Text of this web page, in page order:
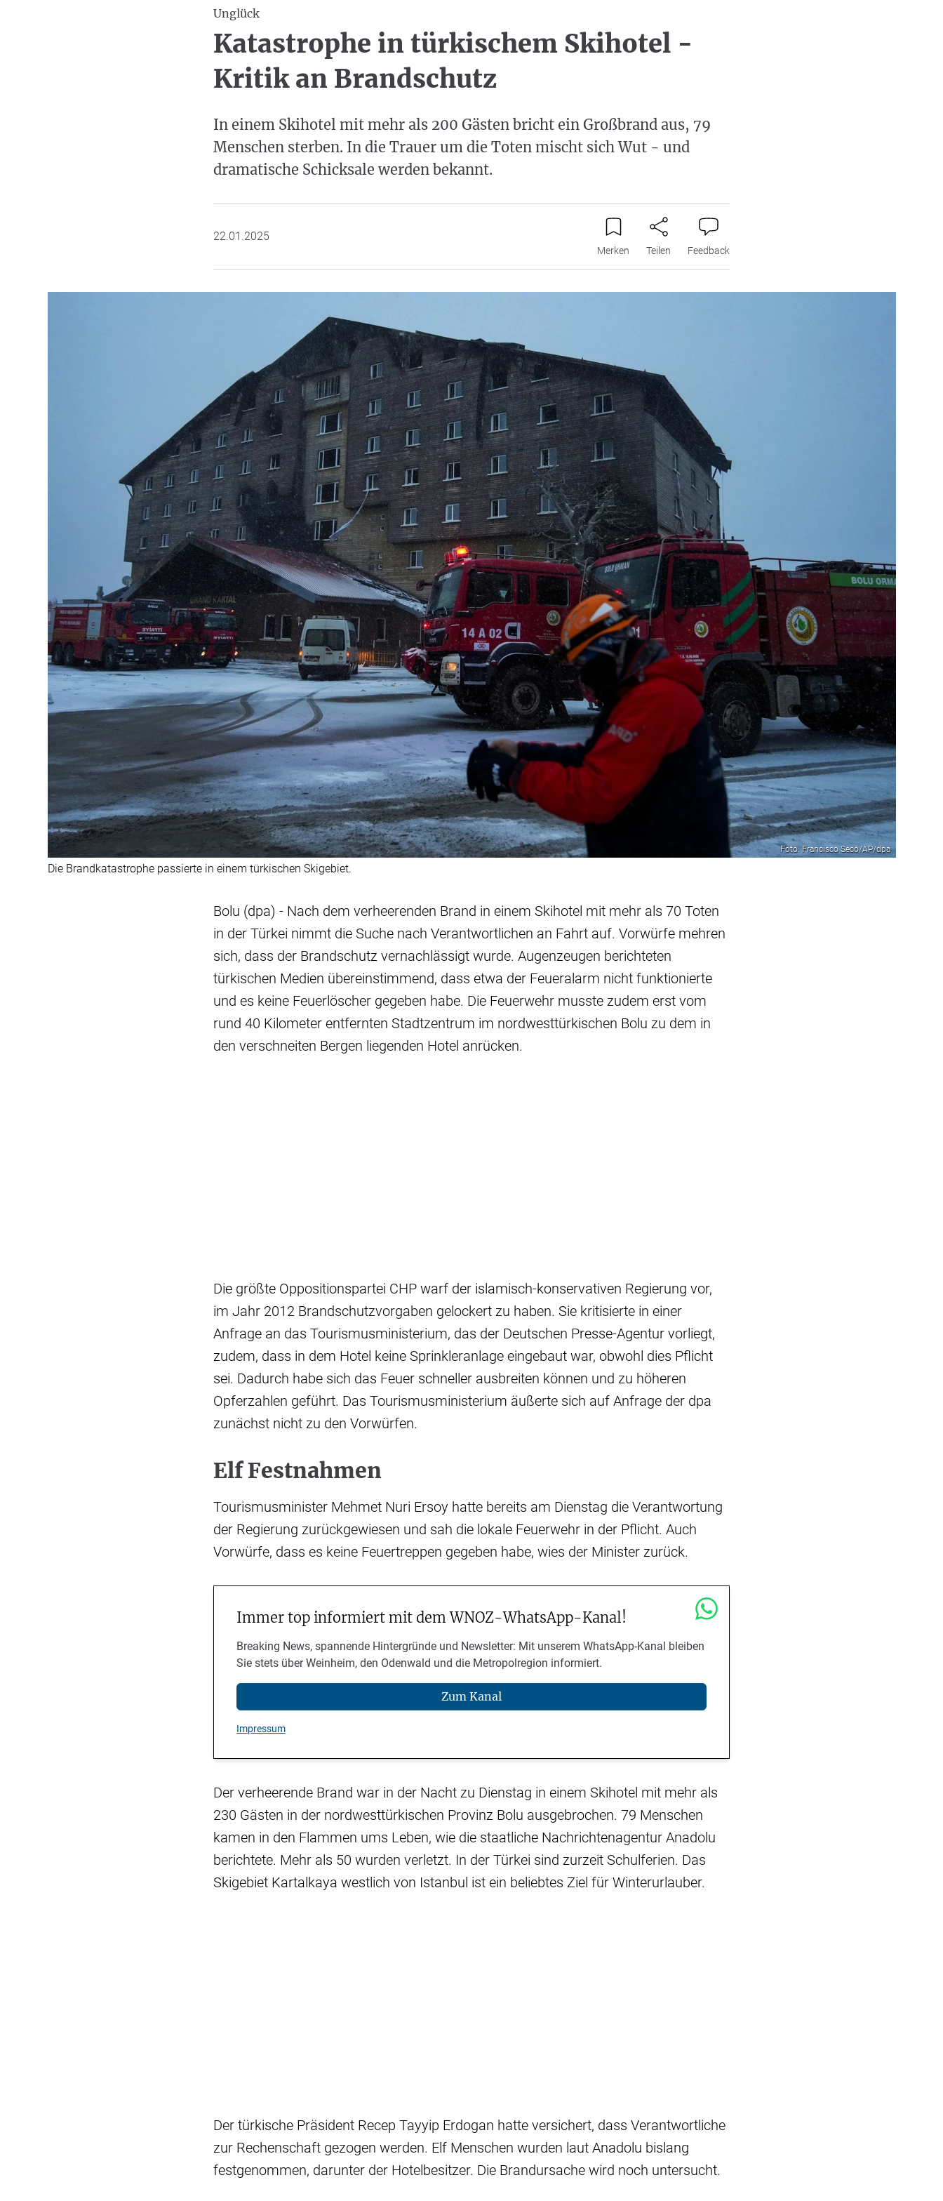
Unglück
Katastrophe in türkischem Skihotel -
Kritik an Brandschutz
In einem Skihotel mit mehr als 200 Gästen bricht ein Großbrand aus, 79
Menschen sterben. In die Trauer um die Toten mischt sich Wut - und
dramatische Schicksale werden bekannt.
22.01.2025
Merken Teilen Feedback
Foto: Francisco Seco/AP/dpa
Die Brandkatastrophe passierte in einem türkischen Skigebiet.
Bolu (dpa) - Nach dem verheerenden Brand in einem Skihotel mit mehr als 70 Toten
in der Türkei nimmt die Suche nach Verantwortlichen an Fahrt auf. Vorwürfe mehren
sich, dass der Brandschutz vernachlässigt wurde. Augenzeugen berichteten
türkischen Medien übereinstimmend, dass etwa der Feueralarm nicht funktionierte
und es keine Feuerlöscher gegeben habe. Die Feuerwehr musste zudem erst vom
rund 40 Kilometer entfernten Stadtzentrum im nordwesttürkischen Bolu zu dem in
den verschneiten Bergen liegenden Hotel anrücken.
Die größte Oppositionspartei CHP warf der islamisch-konservativen Regierung vor,
im Jahr 2012 Brandschutzvorgaben gelockert zu haben. Sie kritisierte in einer
Anfrage an das Tourismusministerium, das der Deutschen Presse-Agentur vorliegt,
zudem, dass in dem Hotel keine Sprinkleranlage eingebaut war, obwohl dies Pflicht
sei. Dadurch habe sich das Feuer schneller ausbreiten können und zu höheren
Opferzahlen geführt. Das Tourismusministerium äußerte sich auf Anfrage der dpa
zunächst nicht zu den Vorwürfen.
Elf Festnahmen
Tourismusminister Mehmet Nuri Ersoy hatte bereits am Dienstag die Verantwortung
der Regierung zurückgewiesen und sah die lokale Feuerwehr in der Pflicht. Auch
Vorwürfe, dass es keine Feuertreppen gegeben habe, wies der Minister zurück.
Immer top informiert mit dem WNOZ-WhatsApp-Kanal!
Breaking News, spannende Hintergründe und Newsletter: Mit unserem WhatsApp-Kanal bleiben
Sie stets über Weinheim, den Odenwald und die Metropolregion informiert.
Zum Kanal
Impressum
Der verheerende Brand war in der Nacht zu Dienstag in einem Skihotel mit mehr als
230 Gästen in der nordwesttürkischen Provinz Bolu ausgebrochen. 79 Menschen
kamen in den Flammen ums Leben, wie die staatliche Nachrichtenagentur Anadolu
berichtete. Mehr als 50 wurden verletzt. In der Türkei sind zurzeit Schulferien. Das
Skigebiet Kartalkaya westlich von Istanbul ist ein beliebtes Ziel für Winterurlauber.
Der türkische Präsident Recep Tayyip Erdogan hatte versichert, dass Verantwortliche
zur Rechenschaft gezogen werden. Elf Menschen wurden laut Anadolu bislang
festgenommen, darunter der Hotelbesitzer. Die Brandursache wird noch untersucht.